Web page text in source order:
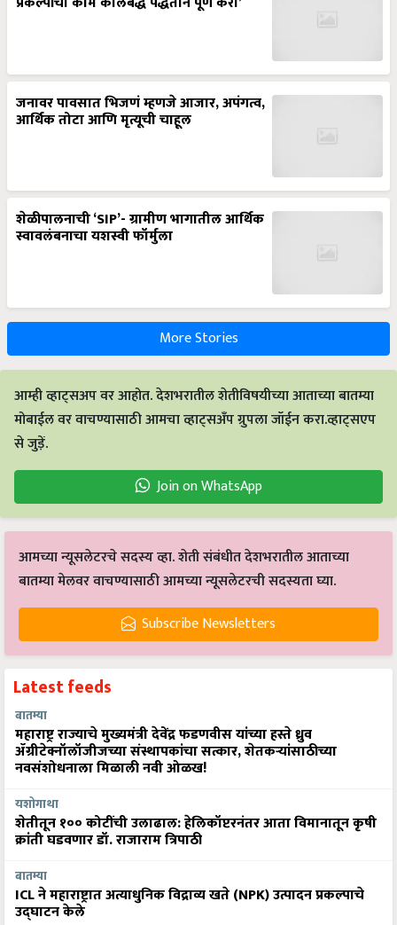
जनावर पावसात भिजणं म्हणजे आजार, अपंगत्व,
आर्थिक तोटा आणि मृत्यूची चाहूल
शेळीपालनाची ‘SIP’- ग्रामीण भागातील आर्थिक
स्वावलंबनाचा यशस्वी फॉर्मुला
More Stories
आम्ही व्हाट्सअप वर आहोत. देशभरातील शेतीविषयीच्या आताच्या बातम्या
मोबाईल वर वाचण्यासाठी आमचा व्हाट्सअँप ग्रुपला जॉईन करा.व्हाट्सएप
से जुड़ें.
Join on WhatsApp
आमच्या न्यूसलेटरचे सदस्य व्हा. शेती संबंधीत देशभरातील आताच्या
बातम्या मेलवर वाचण्यासाठी आमच्या न्यूसलेटरची सदस्यता घ्या.
Subscribe Newsletters
Latest feeds
बातम्या
महाराष्ट्र राज्याचे मुख्यमंत्री देवेंद्र फडणवीस यांच्या हस्ते ध्रुव
ॲग्रीटेक्नॉलॉजीजच्या संस्थापकांचा सत्कार, शेतकऱ्यांसाठीच्या
नवसंशोधनाला मिळाली नवी ओळख!
यशोगाथा
शेतीतून १०० कोटींची उलाढाल: हेलिकॉप्टरनंतर आता विमानातून कृषी
क्रांती घडवणार डॉ. राजाराम त्रिपाठी
बातम्या
ICL ने महाराष्ट्रात अत्याधुनिक विद्राव्य खते (NPK) उत्पादन प्रकल्पाचे
उद्घाटन केले